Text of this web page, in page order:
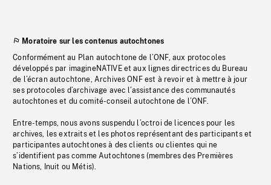
Moratoire sur les contenus autochtones
Conformément au Plan autochtone de l’ONF, aux protocoles
développés par imagineNATIVE et aux lignes directrices du Bureau
de l’écran autochtone, Archives ONF est à revoir et à mettre à jour
ses protocoles d’archivage avec l’assistance des communautés
autochtones et du comité-conseil autochtone de l’ONF.
Entre-temps, nous avons suspendu l’octroi de licences pour les
archives, les extraits et les photos représentant des participants et
participantes autochtones à des clients ou clientes qui ne
s’identifient pas comme Autochtones (membres des Premières
Nations, Inuit ou Métis).